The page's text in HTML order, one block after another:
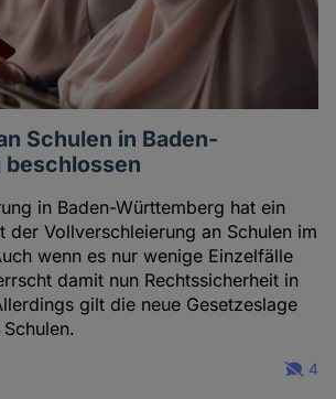
Schulen in Baden-
in Baden-Württemberg hat ein
der Vollverschleierung an Schulen im
wenn es nur wenige Einzelfälle
damit nun Rechtssicherheit in
gilt die neue Gesetzeslage
4